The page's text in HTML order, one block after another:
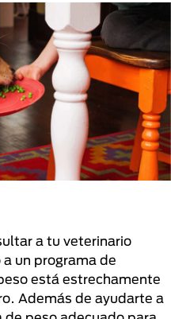
a tu veterinario
un programa de
está estrechamente
Además de ayudarte a